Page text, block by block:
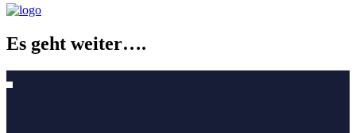
Es geht weiter….